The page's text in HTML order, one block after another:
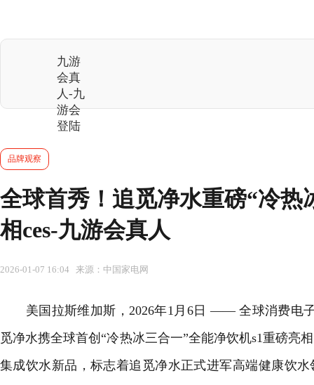
九游
会真
人-九
游会
登陆
品牌观察
全球首秀！追觅净水重磅“冷热
相ces-九游会真人
2026-01-07 16:04 来源：中国家电网
美国拉斯维加斯，2026年1月6日 —— 全球消费电子
觅净水携全球首创“冷热冰三合一”全能净饮机s1重磅亮
集成饮水新品，标志着追觅净水正式进军高端健康饮